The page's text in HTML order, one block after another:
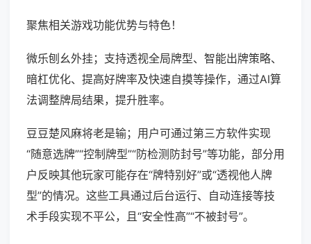
聚焦相关游戏功能优势与特色！
微乐刨幺外挂；支持透视全局牌型、智能出牌策略、
暗杠优化、提高好牌率及快速自摸等操作，通过AI算
法调整牌局结果，提升胜率。
豆豆楚风麻将老是输；用户可通过第三方软件实现
“随意选牌”“控制牌型”“防检测防封号”等功能，部分用
户反映其他玩家可能存在“牌特别好”或“透视他人牌
型”的情况。这些工具通过后台运行、自动连接等技
术手段实现不平公，且“安全性高”“不被封号”。